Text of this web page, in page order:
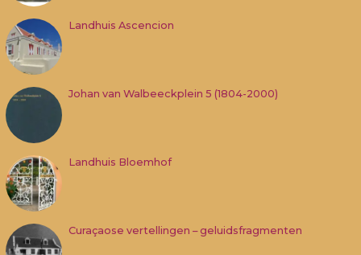
Landhuis Ascencion
Johan van Walbeeckplein 5 (1804-2000)
Landhuis Bloemhof
Curaçaose vertellingen – geluidsfragmenten